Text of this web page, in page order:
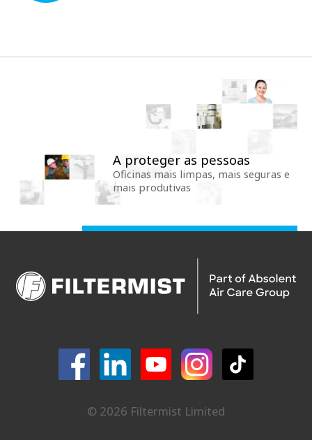
A proteger as pessoas
Oficinas mais limpas, mais seguras e
mais produtivas
© 2026 Filtermist Limited